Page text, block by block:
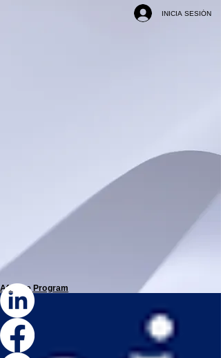
INICIA SESIÓN
Affiliate Program